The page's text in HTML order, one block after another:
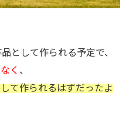
として作られる予定で、
く 、
て作られるはずだったよ